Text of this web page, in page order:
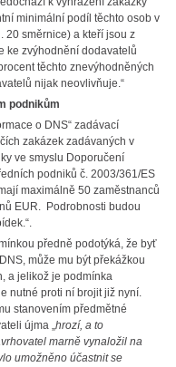
minimální podíl těchto osob v
20 směrnice) a kteří jsou z
ke zvýhodnění dodavatelů
těchto znevýhodněných
nijak neovlivňuje.“
podnikům
o DNS“ zadávací
zakázek zadávaných v
ve smyslu Doporučení
podniků č. 2003/361/ES
maximálně 50 zaměstnanců
EUR. Podrobnosti budou
předně podotýká, že byť
může mu být překážkou
a jelikož je podmínka
nutné proti ní brojit již nyní.
stanovením předmětné
újma „hrozí, a to
marně vynaložil na
umožněno účastnit se